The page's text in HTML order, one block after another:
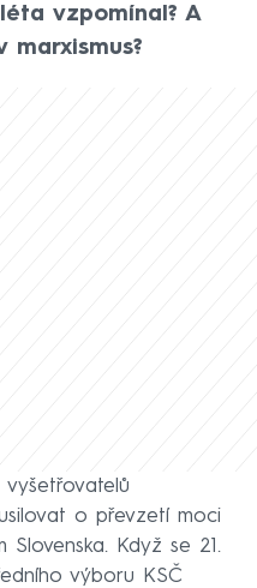
vzpomínal? A
o převzetí moci
Když se 21.
výboru KSČ